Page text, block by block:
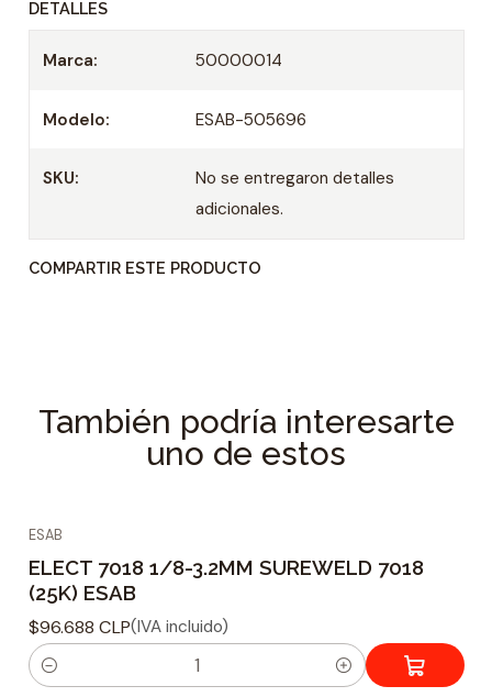
de posición.
DETALLES
Marca: 50000014
Modelo: ESAB-505696
SKU:
No se entregaron detalles
adicionales.
COMPARTIR ESTE PRODUCTO
También podría interesarte
uno de estos
ESAB
ELECT 7018 1/8-3.2MM SUREWELD 7018
(25K) ESAB
$96.688 CLP(IVA incluido)
C